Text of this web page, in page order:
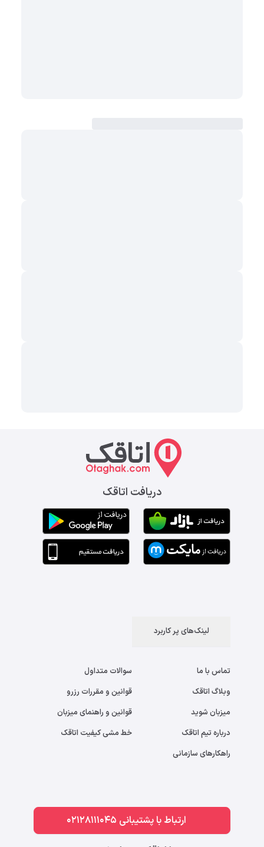
دریافت اتاقک
لینک‌های پر کاربرد
تماس با ما
وبلاگ اتاقک
میزبان شوید
درباره تیم اتاقک
راهکارهای سازمانی
سوالات متداول
قوانین و مقررات رزرو
قوانین و راهنمای میزبان
خط مشی کیفیت اتاقک
ارتباط با پشتیبانی 02128111045